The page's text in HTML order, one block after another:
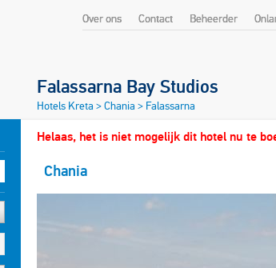
Over ons Contact Beheerder
Falassarna Bay Studios
Hotels Kreta >Chania > Falassarna
Helaas, het is niet mogelijk dit hotel nu te
Chania